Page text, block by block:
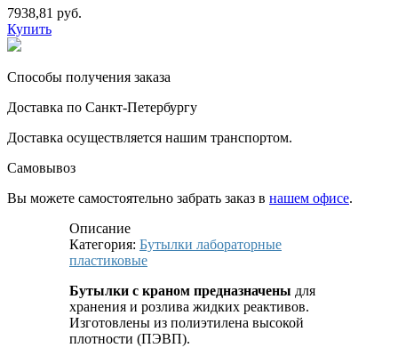
7938,81 руб.
Купить
Способы получения заказа
Доставка по Санкт-Петербургу
Доставка осуществляется нашим транспортом.
Самовывоз
Вы можете самостоятельно забрать заказ в нашем офисе.
Описание
Категория: Бутылки лабораторные
пластиковые
Бутылки с краном предназначены для
хранения и розлива жидких реактивов.
Изготовлены из полиэтилена высокой
плотности (ПЭВП).